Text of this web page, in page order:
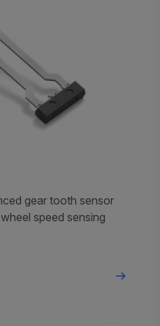
gear tooth sensor
speed sensing